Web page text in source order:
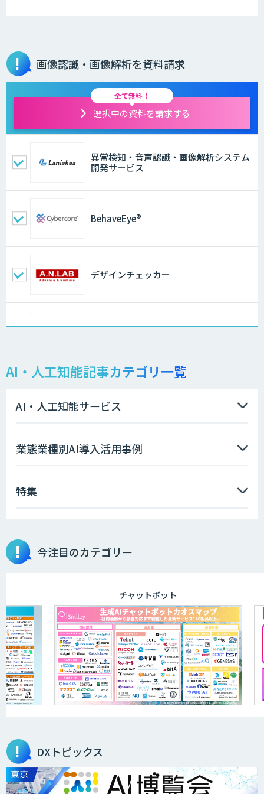
画像認識・画像解析を資料請求
全て無料！
選択中の資料を請求する
異常検知・音声認識・画像解析システム
開発サービス
BehaveEye®
デザインチェッカー
地理空間DX ソリューション
製造業特化型オーダーメイドAI開発（知
ソフトクリエイトのAI開発サービス
TDSEEye
APTOのAI受託開発
高性能・省電力を両立した小型AIゲート
ウェイ「ARTiGO A5000」
高性能 AI エンジン搭載エッジシステム
「VAB-5000」
AI・人工知能記事カテゴリ一覧
AI・人工知能サービス
業態業種別AI導入活用事例
特集
今注目のカテゴリー
チャットボット
DXトピックス